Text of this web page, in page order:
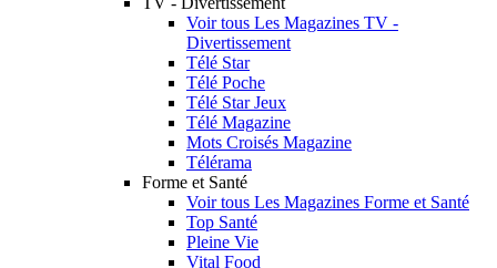
Voir tous Les Magazines TV -
Divertissement
Télé Star
Télé Poche
Télé Star Jeux
Télé Magazine
Mots Croisés Magazine
Télérama
Forme et Santé
Voir tous Les Magazines Forme et Santé
Top Santé
Pleine Vie
Vital Food